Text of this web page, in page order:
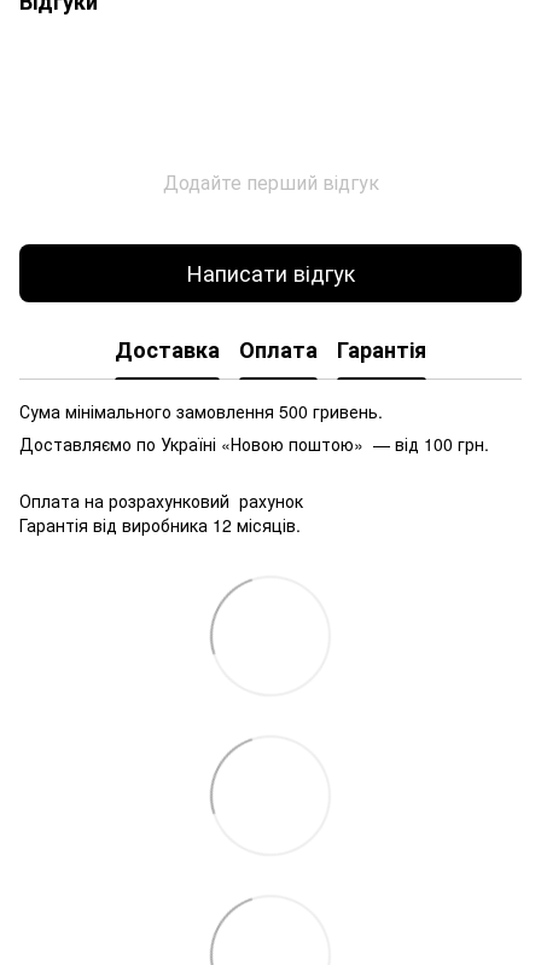
Додайте перший відгук
Написати відгук
Доставка Оплата Гарантія
Сума мінімального замовлення 500 гривень.
Доставляємо по Україні «Новою поштою» — від 100 грн.
Оплата на розрахунковий рахунок
Гарантія від виробника 12 місяців.